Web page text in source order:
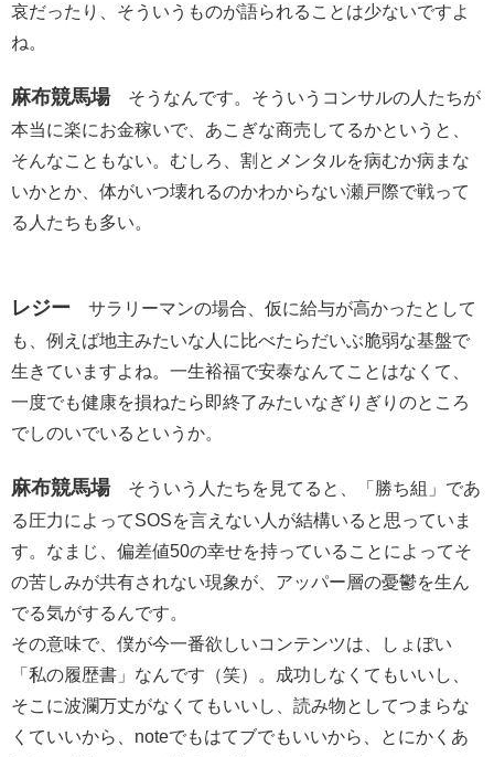
哀だったり、そういうものが語られることは少ないですよ
ね。
麻布競馬場そうなんです。そういうコンサルの人たちが
本当に楽にお金稼いで、あこぎな商売してるかというと、
そんなこともない。むしろ、割とメンタルを病むか病まな
いかとか、体がいつ壊れるのかわからない瀬戸際で戦って
る人たちも多い。
レジー サラリーマンの場合、仮に給与が高かったとして
も、例えば地主みたいな人に比べたらだいぶ脆弱な基盤で
生きていますよね。一生裕福で安泰なんてことはなくて、
一度でも健康を損ねたら即終了みたいなぎりぎりのところ
でしのいでいるというか。
麻布競馬場そういう人たちを見てると、「勝ち組」であ
る圧力によってSOSを言えない人が結構いると思っていま
す。なまじ、偏差値50の幸せを持っていることによってそ
の苦しみが共有されない現象が、アッパー層の憂鬱を生ん
でる気がするんです。
その意味で、僕が今一番欲しいコンテンツは、しょぼい
「私の履歴書」なんです（笑）。成功しなくてもいいし、
そこに波瀾万丈がなくてもいいし、読み物としてつまらな
くていいから、noteでもはてブでもいいから、とにかくあ